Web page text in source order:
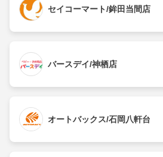
セイコーマート/鉾田当間店
バースデイ/神栖店
オートバックス/石岡八軒台